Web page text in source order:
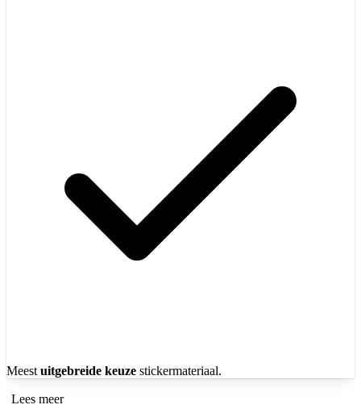
Meest uitgebreide keuze stickermateriaal.
Lees meer